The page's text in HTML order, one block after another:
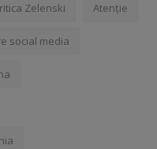
Zelenski Atenție
social media